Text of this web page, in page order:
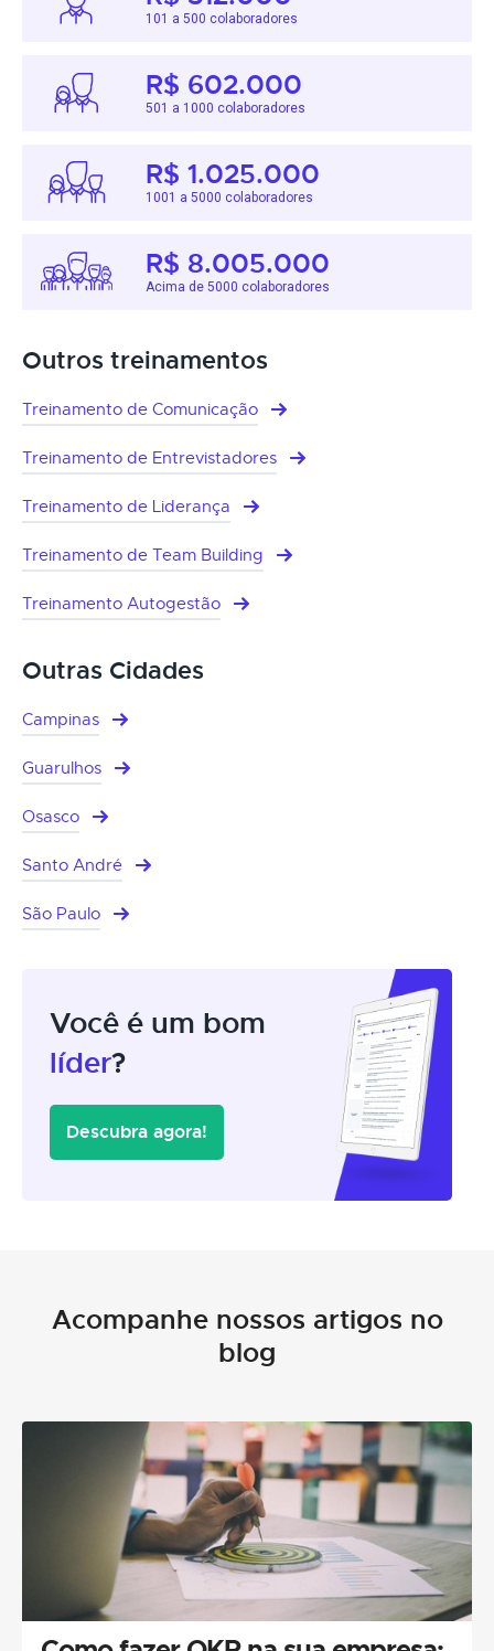
101 a 500 colaboradores
R$ 602.000
501 a 1000 colaboradores
R$ 1.025.000
1001 a 5000 colaboradores
R$ 8.005.000
Acima de 5000 colaboradores
Outros treinamentos
Treinamento de Comunicação
Treinamento de Entrevistadores
Treinamento de Liderança
Treinamento de Team Building
Treinamento Autogestão
Outras Cidades
Campinas
Guarulhos
Osasco
Santo André
São Paulo
Você é um bom
líder?
Descubra agora!
Acompanhe nossos artigos no
blog